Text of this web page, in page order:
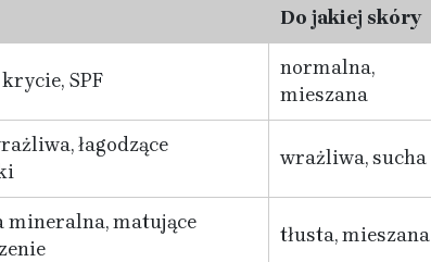
Do jakiej skóry
SPF
normalna,
mieszana
łagodzące
wrażliwa, sucha
mineralna, matujące
tłusta, mieszana